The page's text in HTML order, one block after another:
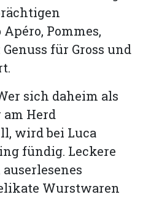
Pommes,
für Gross und
sich daheim als
am Herd
wird bei Luca
fündig. Leckere
Wurstwaren